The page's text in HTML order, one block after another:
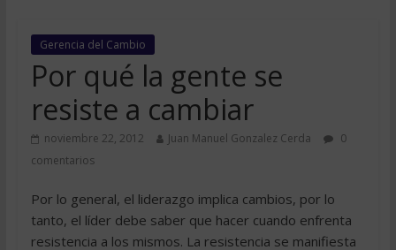
Gerencia del Cambio
Por qué la gente se
resiste a cambiar
noviembre 22, 2012 Juan Manuel Gonzalez Cerda
0
comentarios
Por lo general, el liderazgo implica cambios, por lo
tanto, el líder debe saber que hacer cuando enfrenta
resistencia a los mismos. La resistencia se manifiesta